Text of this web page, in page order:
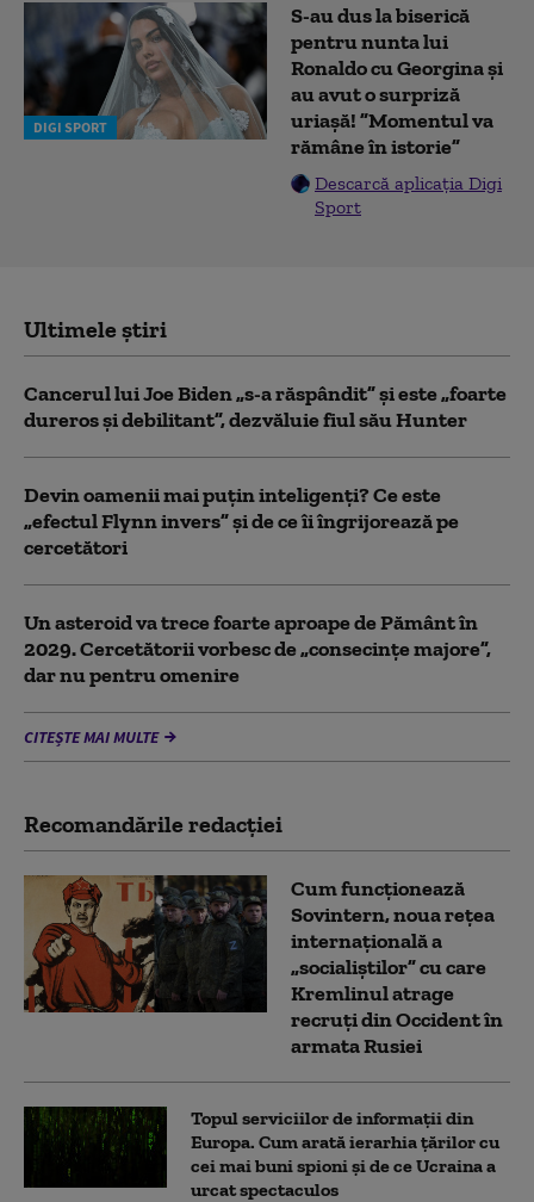
DIGI SPORT
S-au dus la biserică
pentru nunta lui
Ronaldo cu Georgina și
au avut o surpriză
uriașă! ”Momentul va
rămâne în istorie”
Descarcă aplicația Digi
Sport
Ultimele știri
Cancerul lui Joe Biden „s-a răspândit” şi este „foarte
dureros și debilitant”, dezvăluie fiul său Hunter
Devin oamenii mai puțin inteligenți? Ce este
„efectul Flynn invers” și de ce îi îngrijorează pe
cercetători
Un asteroid va trece foarte aproape de Pământ în
2029. Cercetătorii vorbesc de „consecințe majore”,
dar nu pentru omenire
CITEȘTE MAI MULTE
Recomandările redacţiei
Cum funcționează
Sovintern, noua rețea
internațională a
„socialiștilor” cu care
Kremlinul atrage
recruți din Occident în
armata Rusiei
Topul serviciilor de informații din
Europa. Cum arată ierarhia țărilor cu
cei mai buni spioni și de ce Ucraina a
urcat spectaculos